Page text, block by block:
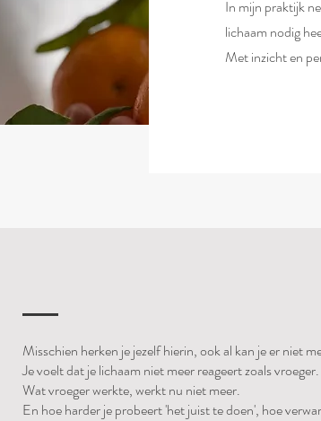
In mijn praktijk
lichaam nodig
Met inzicht en
Misschien herken je jezelf hierin, ook al kan je er niet
Je voelt dat je lichaam niet meer reageert zoals vroeger.
Wat vroeger werkte, werkt nu niet meer.
En hoe harder je probeert 'het juist te doen', hoe